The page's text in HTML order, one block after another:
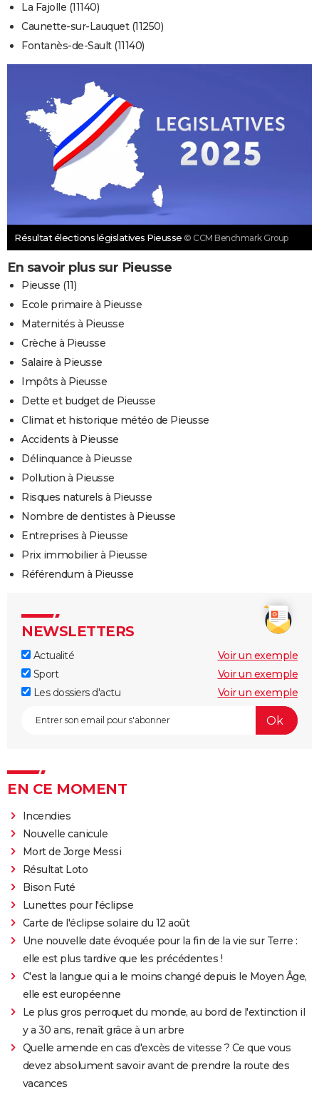
La Fajolle (11140)
Caunette-sur-Lauquet (11250)
Fontanès-de-Sault (11140)
Résultat élections législatives Pieusse © CCM Benchmark Group
En savoir plus sur Pieusse
Pieusse (11)
Ecole primaire à Pieusse
Maternités à Pieusse
Crèche à Pieusse
Salaire à Pieusse
Impôts à Pieusse
Dette et budget de Pieusse
Climat et historique météo de Pieusse
Accidents à Pieusse
Délinquance à Pieusse
Pollution à Pieusse
Risques naturels à Pieusse
Nombre de dentistes à Pieusse
Entreprises à Pieusse
Prix immobilier à Pieusse
Référendum à Pieusse
NEWSLETTERS
Actualité
Voir un exemple
Sport
Voir un exemple
Les dossiers d'actu
Voir un exemple
EN CE MOMENT
Incendies
Nouvelle canicule
Mort de Jorge Messi
Résultat Loto
Bison Futé
Lunettes pour l'éclipse
Carte de l'éclipse solaire du 12 août
Une nouvelle date évoquée pour la fin de la vie sur Terre :
elle est plus tardive que les précédentes !
C'est la langue qui a le moins changé depuis le Moyen Âge,
elle est européenne
Le plus gros perroquet du monde, au bord de l'extinction il
y a 30 ans, renaît grâce à un arbre
Quelle amende en cas d'excès de vitesse ? Ce que vous
devez absolument savoir avant de prendre la route des
vacances